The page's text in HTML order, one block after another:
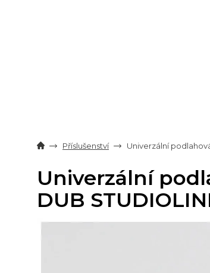
Příslušenství Univerzální
Univerzální
DUB